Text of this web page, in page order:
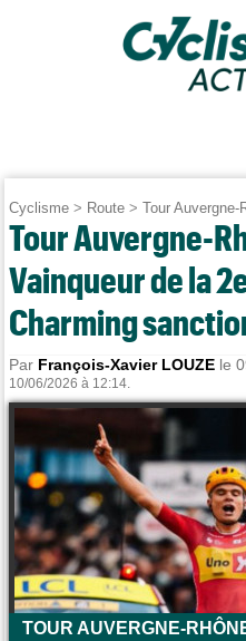
Cyclisme > Route >Tour Auvergne-
Tour Auvergne-
Vainqueur de la
Charming
Par François-Xavier LOUZE le
10/06/2026 à 12:14.
TOUR AUVERGNE-